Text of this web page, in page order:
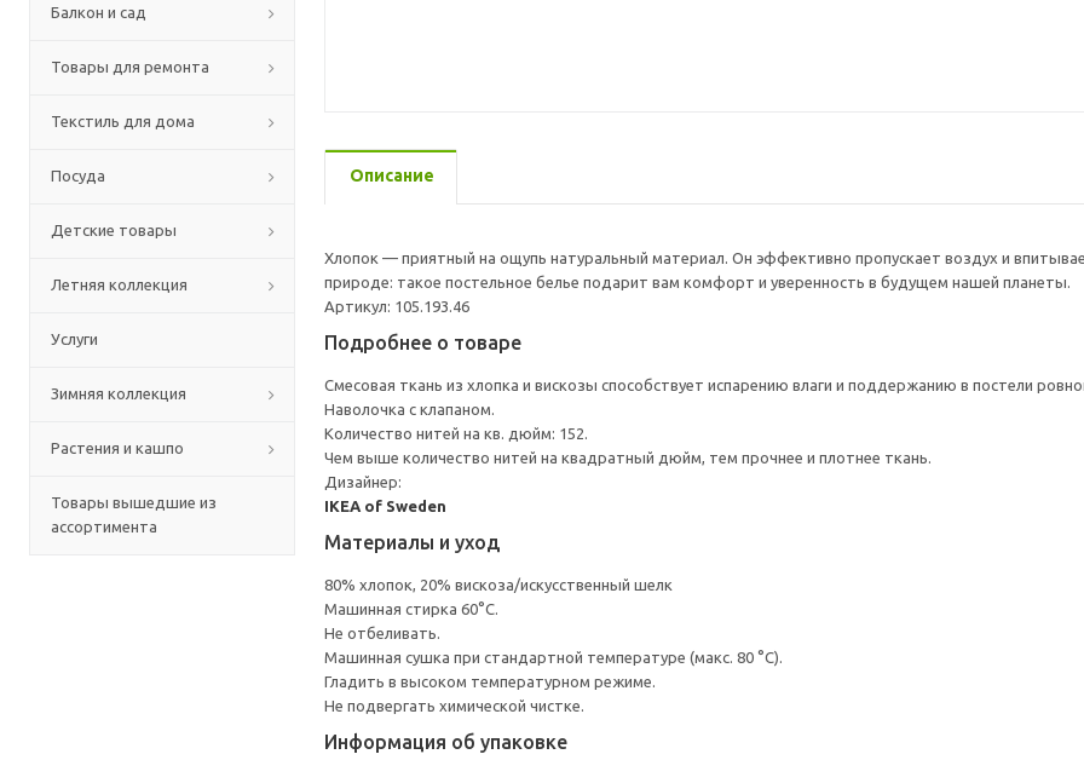
Балкон и сад
Товары для ремонта
Текстиль для дома
Посуда
Детские товары
Летняя коллекция
Услуги
Зимняя коллекция
Растения и кашпо
Товары вышедшие из
ассортимента
Описание
Хлопок — приятный на ощупь натуральный материал. Он эффективно пропускает воздух и
природе: такое постельное белье подарит вам комфорт и уверенность в будущем нашей планеты.
Артикул: 105.193.46
Подробнее о товаре
Смесовая ткань из хлопка и вискозы способствует испарению влаги и поддержанию в постели
Наволочка с клапаном.
Количество нитей на кв. дюйм: 152.
Чем выше количество нитей на квадратный дюйм, тем прочнее и плотнее ткань.
Дизайнер:
IKEA of Sweden
Материалы и уход
80% хлопок, 20% вискоза/искусственный шелк
Машинная стирка 60°С.
Не отбеливать.
Машинная сушка при стандартной температуре (макс. 80 °C).
Гладить в высоком температурном режиме.
Не подвергать химической чистке.
Информация об упаковке